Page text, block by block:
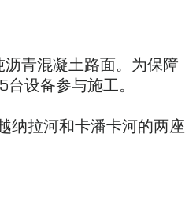
沥青混凝土路面。为保障
设备参与施工。
纳拉河和卡潘卡河的两座